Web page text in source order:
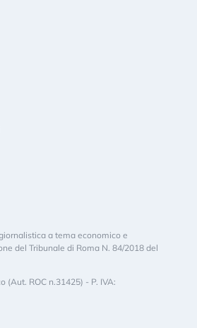
a tema economico e
del Tribunale di Roma N. 84/2018 del
(Aut. ROC n.31425) - P. IVA: